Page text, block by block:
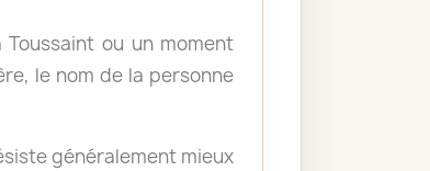
ou un moment
le nom de la personne
généralement mieux